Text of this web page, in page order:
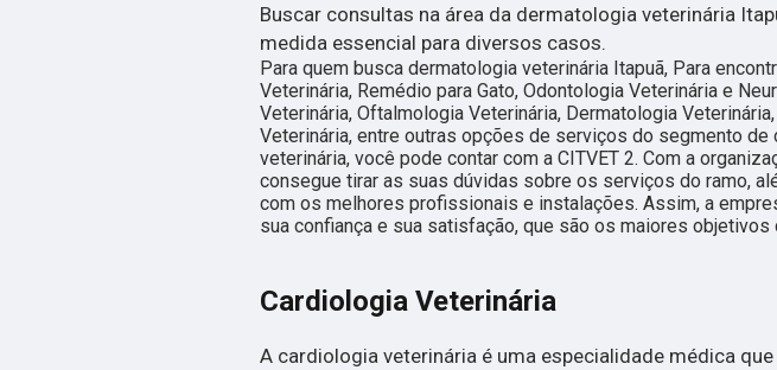
Buscar consultas na área da dermatologia veterinária
medida essencial para diversos casos.
Para quem busca dermatologia veterinária Itapuã, Para
Veterinária, Remédio para Gato, Odontologia Veterinária e
Veterinária, Oftalmologia Veterinária, Dermatologia
Veterinária, entre outras opções de serviços do segmento de
veterinária, você pode contar com a CITVET 2. Com a
consegue tirar as suas dúvidas sobre os serviços do ramo,
com os melhores profissionais e instalações. Assim, a
sua confiança e sua satisfação, que são os maiores objetivos
Cardiologia Veterinária
A cardiologia veterinária é uma especialidade médica